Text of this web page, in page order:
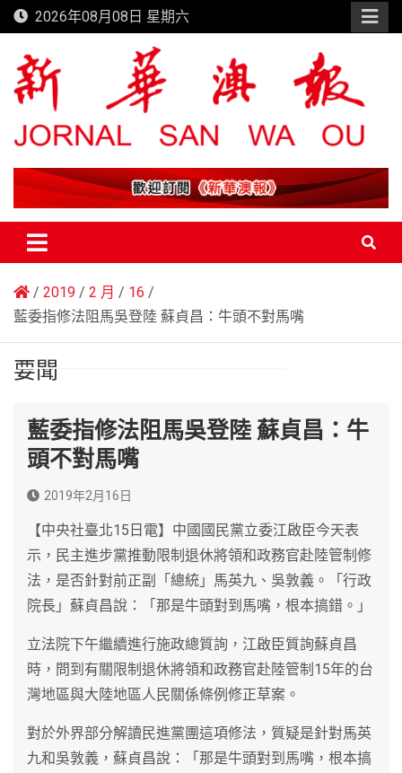
Skip
to
content
2026年08月08日 星期六
新華澳報
2019 2 月
16
藍委指修法阻馬吳登陸 蘇貞昌：牛頭不對馬嘴
要聞
藍委指修法阻馬吳登陸 蘇貞昌：牛
頭不對馬嘴
2019年2月16日
【中央社臺北15日電】中國國民黨立委江啟臣今天表
示，民主進步黨推動限制退休將領和政務官赴陸管制修
法，是否針對前正副「總統」馬英九、吳敦義。「行政
院長」蘇貞昌說：「那是牛頭對到馬嘴，根本搞錯。」
立法院下午繼續進行施政總質詢，江啟臣質詢蘇貞昌
時，問到有關限制退休將領和政務官赴陸管制15年的台
灣地區與大陸地區人民關係條例修正草案。
對於外界部分解讀民進黨團這項修法，質疑是針對馬英
九和吳敦義，蘇貞昌說：「那是牛頭對到馬嘴，根本搞